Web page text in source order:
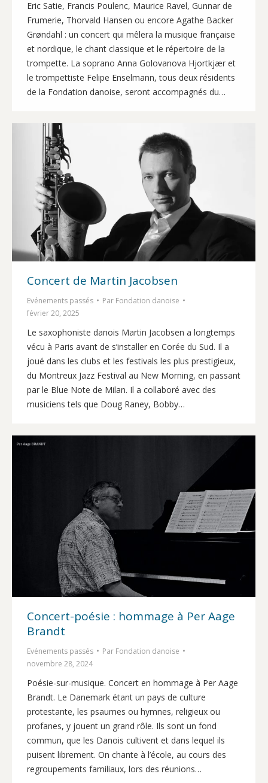
Eric Satie, Francis Poulenc, Maurice Ravel, Gunnar de
Frumerie, Thorvald Hansen ou encore Agathe Backer
Grøndahl : un concert qui mêlera la musique française
et nordique, le chant classique et le répertoire de la
trompette. La soprano Anna Golovanova Hjortkjær et
le trompettiste Felipe Enselmann, tous deux résidents
de la Fondation danoise, seront accompagnés du…
Concert de Martin Jacobsen
Evénements passés Par Fondation danoise
février 20, 2025
Le saxophoniste danois Martin Jacobsen a longtemps
vécu à Paris avant de s’installer en Corée du Sud. Il a
joué dans les clubs et les festivals les plus prestigieux,
du Montreux Jazz Festival au New Morning, en passant
par le Blue Note de Milan. Il a collaboré avec des
musiciens tels que Doug Raney, Bobby…
Concert-poésie : hommage à Per Aage
Brandt
Evénements passés Par Fondation danoise
novembre 28, 2024
Poésie-sur-musique. Concert en hommage à Per Aage
Brandt. Le Danemark étant un pays de culture
protestante, les psaumes ou hymnes, religieux ou
profanes, y jouent un grand rôle. Ils sont un fond
commun, que les Danois cultivent et dans lequel ils
puisent librement. On chante à l’école, au cours des
regroupements familiaux, lors des réunions…